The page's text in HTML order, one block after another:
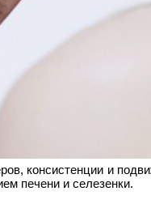
консистенции и
печени и селезенки.